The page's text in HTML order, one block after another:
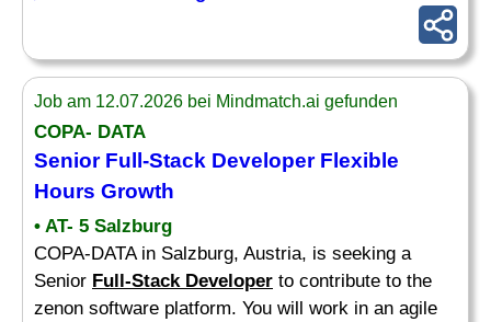
Job am 12.07.2026 bei Mindmatch.ai gefunden
COPA- DATA
Senior Full-Stack DeveloperFlexible
Hours Growth
• AT- 5 Salzburg
COPA-DATA in Salzburg, Austria, is seeking a
Senior Full-Stack Developer to contribute to the
zenon software platform. You will work in an agile